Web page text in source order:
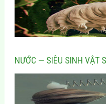
NƯỚC — SIÊU SINH VẬT